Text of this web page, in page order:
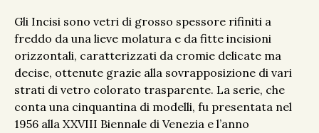
Gli Incisi sono vetri di grosso spessore rifiniti a
freddo da una lieve molatura e da fitte incisioni
orizzontali, caratterizzati da cromie delicate ma
decise, ottenute grazie alla sovrapposizione di vari
strati di vetro colorato trasparente. La serie, che
conta una cinquantina di modelli, fu presentata nel
1956 alla XXVIII Biennale di Venezia e l’anno